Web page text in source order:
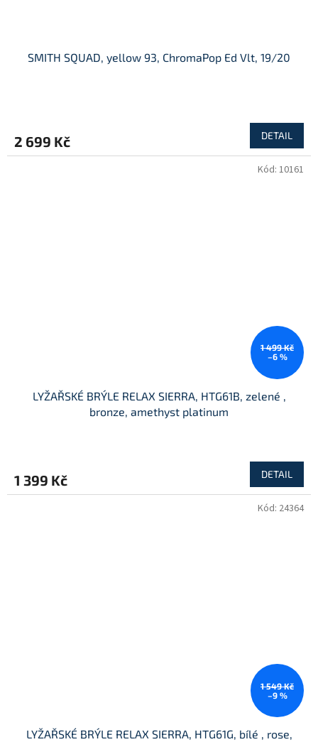
SMITH SQUAD, yellow 93, ChromaPop Ed Vlt, 19/20
2 699 Kč DETAIL
1 499 Kč
–6 %
LYŽAŘSKÉ BRÝLE RELAX SIERRA, HTG61B, zelené ,
bronze, amethyst platinum
1 399 Kč DETAIL
Kód: 10161
1 549 Kč
–9 %
LYŽAŘSKÉ BRÝLE RELAX SIERRA, HTG61G, bílé , rose,
Kód: 24364